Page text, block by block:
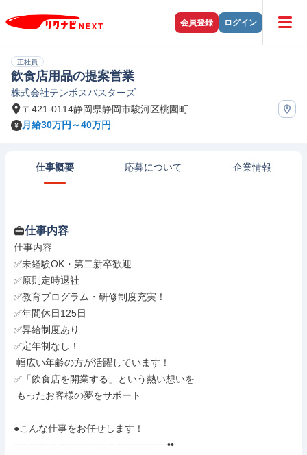
会員登録 ログイン
正社員
飲食店用品の提案営業
株式会社テンポスバスターズ
〒421-0114静岡県静岡市駿河区桃園町
月給30万円～40万円
仕事概要 応募について 企業情報
仕事内容
仕事内容
✅未経験OK・第二新卒歓迎
✅原則定時退社
✅教育プログラム・研修制度充実！
✅年間休日125日
✅昇給制度あり
✅定年制なし！
✅「飲食店を開業する」という熱い想いを
●こんな仕事をお任せします！
┈┈┈┈┈┈┈┈┈┈┈┈┈┈┈┈••